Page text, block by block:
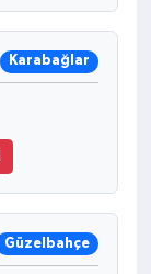
Karabağlar
Güzelbahçe